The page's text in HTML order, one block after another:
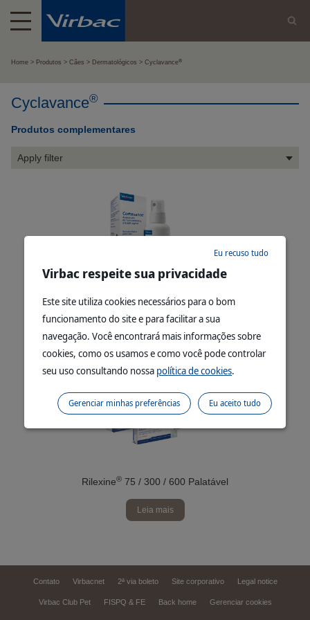
Home Produtos Cães Dermatológicos Cyclavance®
Cyclavance®
Produtos complementares
Apply filter
Leia mais
Rilexine® 75 / 300 / 600 Palatável
Leia mais
Contato Virbacnet 2ª via boleto Site corporativo Legal notice
Virbac Club Pet FISPQ & FE Back home Gerenciar cookies
Virbac respeite sua privacidade
Este site utiliza cookies necessários para o bom
funcionamento do site e para facilitar a sua
navegação. Você encontrará mais informações sobre
cookies, como os usamos e como você pode controlar
seu uso consultando nossa política de cookies.
Eu recuso tudo
Eu aceito tudo
Gerenciar minhas preferências